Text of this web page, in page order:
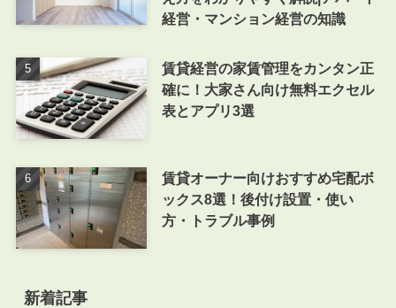
経営・マンション経営の知識
賃貸経営の家賃管理をカンタン正
確に！大家さん向け無料エクセル
表とアプリ3選
賃貸オーナー向けおすすめ宅配ボ
ックス8選！後付け設置・使い
方・トラブル事例
新着記事